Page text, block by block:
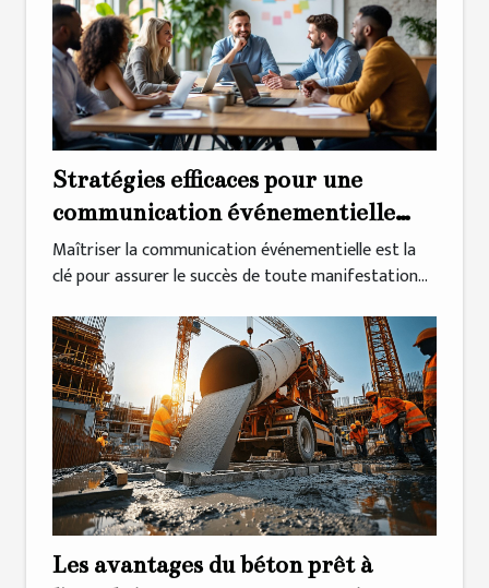
Stratégies efficaces pour une
communication événementielle
réussie
Maîtriser la communication événementielle est la
clé pour assurer le succès de toute manifestation...
Les avantages du béton prêt à